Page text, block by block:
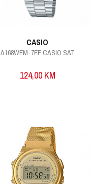
CASIO
A168WEM-7EF CASIO SAT
124,00 KM